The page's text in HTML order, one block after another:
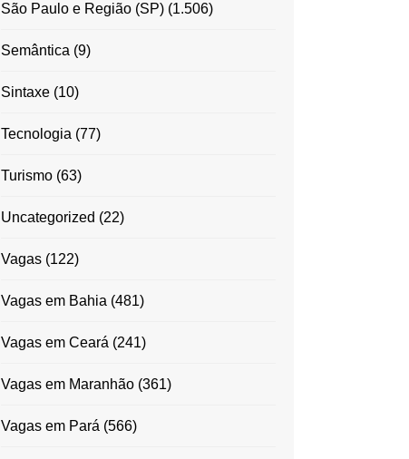
São Paulo e Região (SP)(1.506)
Semântica (9)
Sintaxe(10)
Tecnologia (77)
Turismo(63)
Uncategorized (22)
Vagas(122)
Vagas em Bahia (481)
Vagas em Ceará (241)
Vagas em Maranhão(361)
Vagas em Pará (566)